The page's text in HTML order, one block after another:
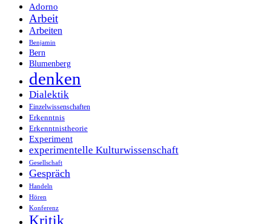
Adorno
Arbeit
Arbeiten
Benjamin
Bern
Blumenberg
denken
Dialektik
Einzelwissenschaften
Erkenntnis
Erkenntnistheorie
Experiment
experimentelle Kulturwissenschaft
Gesellschaft
Gespräch
Handeln
Hören
Konferenz
Kritik